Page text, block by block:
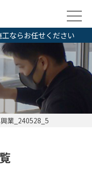
ならお任せください
業_240528_5